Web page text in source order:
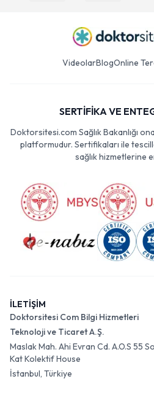
VideolarBlogOnline
SERTİFİKA VE
Doktorsitesi.com Sağlık Bakanlığı
platformudur. Sertifikaları ile
sağlık hizmetlerine
İLETİŞİM
Doktorsitesi Com Bilgi Hizmetleri
Teknoloji ve Ticaret A.Ş.
Maslak Mah. Ahi Evran Cd. A.O.S 55
Kat Kolektif House
İstanbul, Türkiye